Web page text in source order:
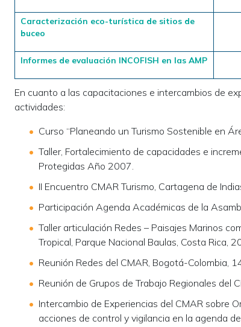
Caracterización eco-turística de sitios de
buceo
Informes de evaluación INCOFISH en las AMP
En cuanto a las capacitaciones e intercambios de
actividades:
Curso “Planeando un Turismo Sostenible en
Taller, Fortalecimiento de capacidades e
Protegidas Año 2007.
II Encuentro CMAR Turismo, Cartagena de
Participación Agenda Académicas de la
Taller articulación Redes – Paisajes Marinos
Tropical, Parque Nacional Baulas, Costa Rica,
Reunión Redes del CMAR, Bogotá-Colombia,
Reunión de Grupos de Trabajo Regionales del
Intercambio de Experiencias del CMAR sobre
acciones de control y vigilancia en la agenda